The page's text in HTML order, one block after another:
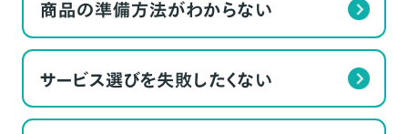
商品の準備方法がわからない
サービス選びを失敗したくない